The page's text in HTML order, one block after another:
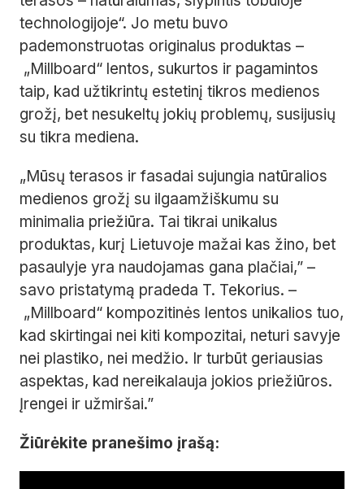
technologijoje“. Jo metu buvo
pademonstruotas originalus produktas –
„Millboard“ lentos, sukurtos ir pagamintos
taip, kad užtikrintų estetinį tikros medienos
grožį, bet nesukeltų jokių problemų, susijusių
su tikra mediena.
„Mūsų terasos ir fasadai sujungia natūralios
medienos grožį su ilgaamžiškumu su
minimalia priežiūra. Tai tikrai unikalus
produktas, kurį Lietuvoje mažai kas žino, bet
pasaulyje yra naudojamas gana plačiai,” –
savo pristatymą pradeda T. Tekorius. –
„Millboard“ kompozitinės lentos unikalios tuo,
kad skirtingai nei kiti kompozitai, neturi savyje
nei plastiko, nei medžio. Ir turbūt geriausias
aspektas, kad nereikalauja jokios priežiūros.
Įrengei ir užmiršai.”
Žiūrėkite pranešimo įrašą: